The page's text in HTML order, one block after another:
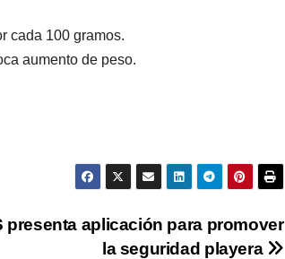
cada 100 gramos.
aumento de peso.
presenta aplicación para promover
la seguridad playera